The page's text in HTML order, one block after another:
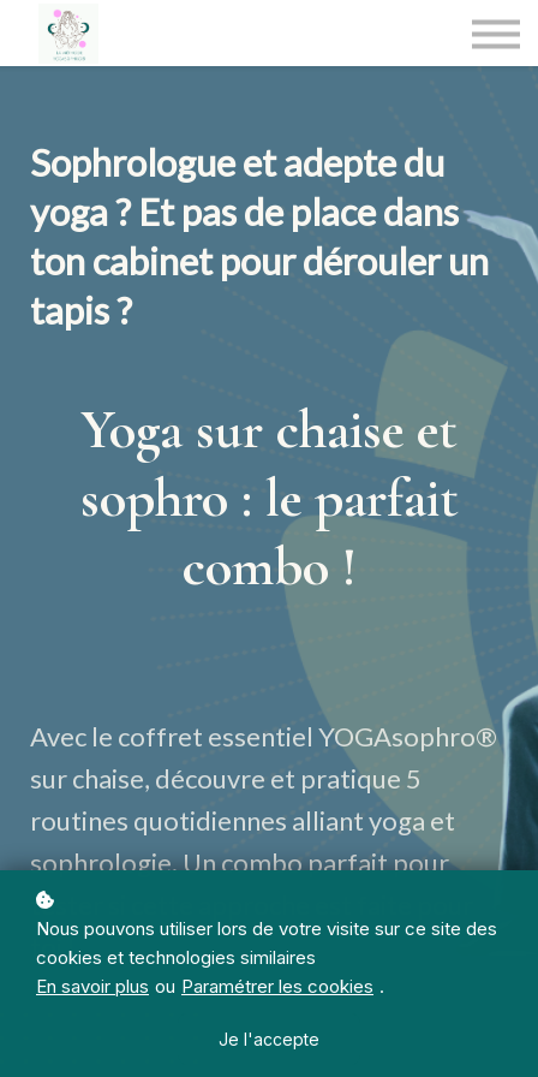
Sophrologue et adepte du
yoga ? Et pas de place dans
ton cabinet pour dérouler un
tapis ?
Yoga sur chaise et
sophro : le parfait
combo !
Avec le coffret essentiel YOGAsophro®
sur chaise, découvre et pratique 5
routines quotidiennes alliant yoga et
sophrologie. Un combo parfait pour
tester si
toi !
Nous pouvons utiliser lors de votre visite sur ce site des
cookies et technologies similaires
En savoir plus ou Paramétrer les cookies .
Je l'accepte